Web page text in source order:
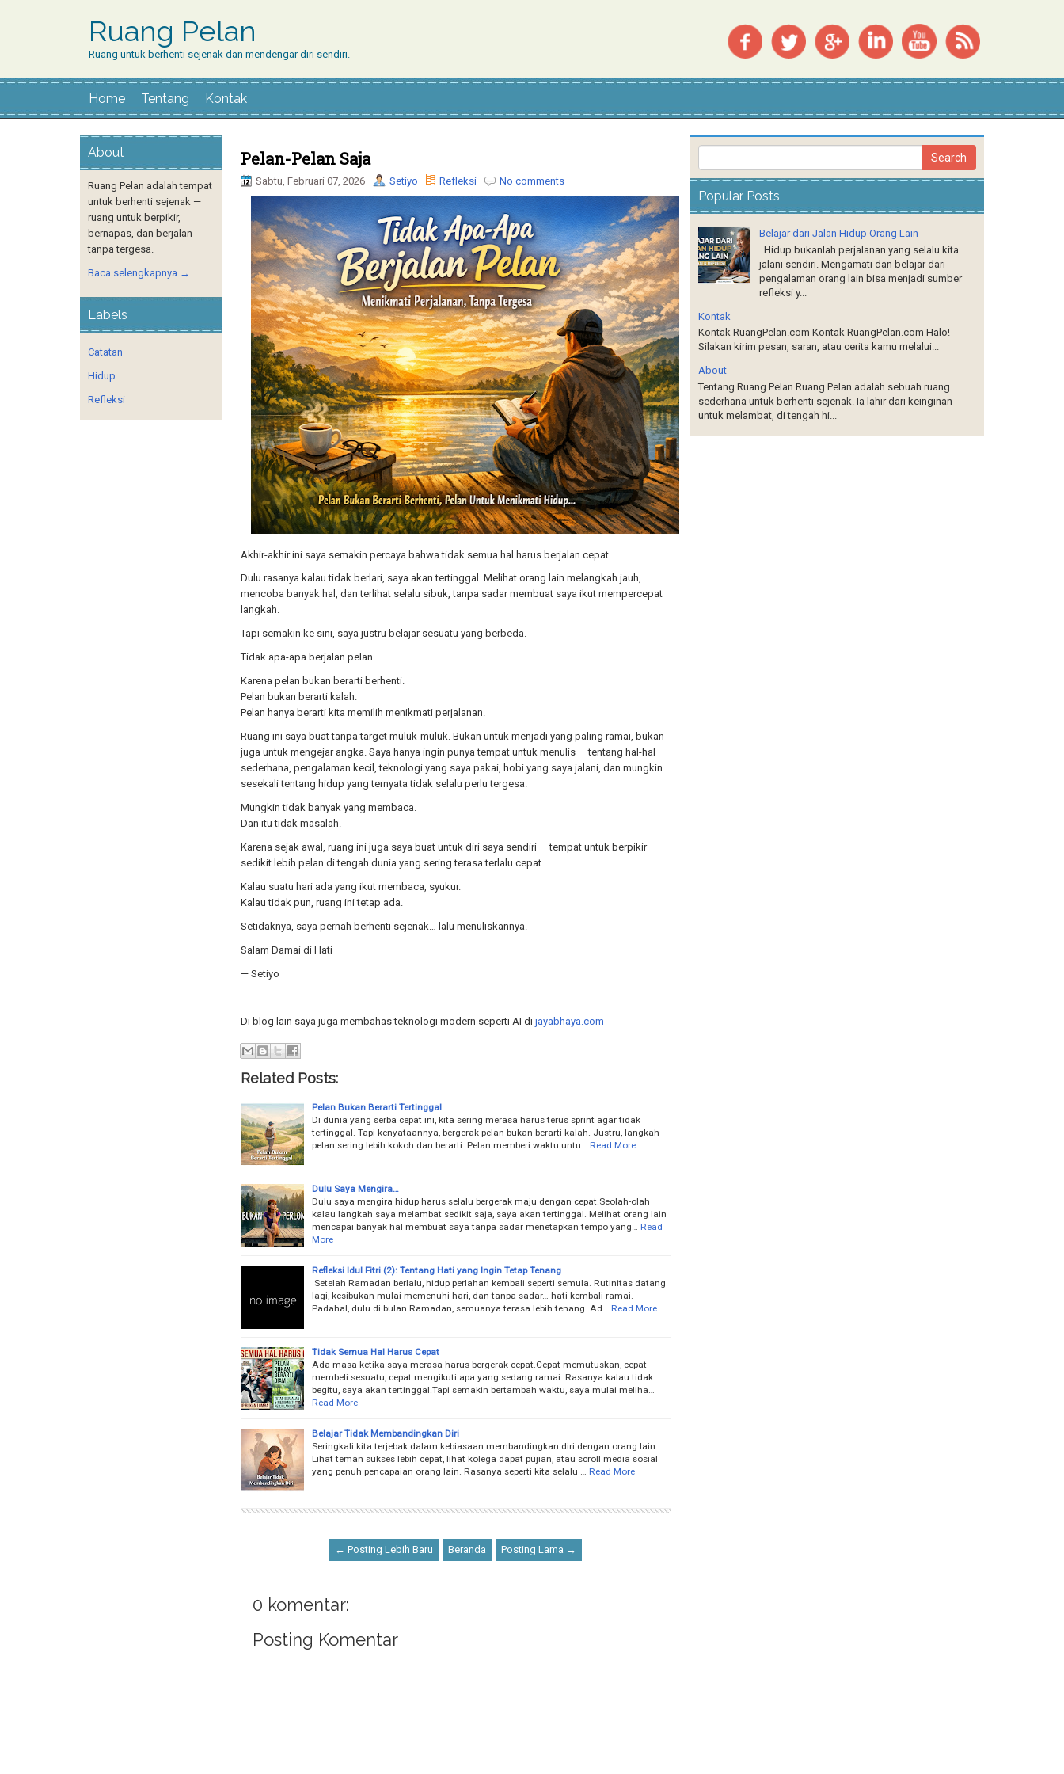
Ruang Pelan
Ruang untuk berhenti sejenak dan mendengar diri sendiri.
Home Tentang Kontak
Pelan-Pelan Saja
Sabtu, Februari 07, 2026 Setiyo Refleksi No comments
Akhir-akhir ini saya semakin percaya bahwa tidak semua hal harus berjalan cepat.
Dulu rasanya kalau tidak berlari, saya akan tertinggal. Melihat orang lain melangkah jauh,
mencoba banyak hal, dan terlihat selalu sibuk, tanpa sadar membuat saya ikut mempercepat
langkah.
Tapi semakin ke sini, saya justru belajar sesuatu yang berbeda.
Tidak apa-apa berjalan pelan.
Karena pelan bukan berarti berhenti.
Pelan bukan berarti kalah.
Pelan hanya berarti kita memilih menikmati perjalanan.
Ruang ini saya buat tanpa target muluk-muluk. Bukan untuk menjadi yang paling ramai, bukan
juga untuk mengejar angka. Saya hanya ingin punya tempat untuk menulis — tentang hal-hal
sederhana, pengalaman kecil, teknologi yang saya pakai, hobi yang saya jalani, dan mungkin
sesekali tentang hidup yang ternyata tidak selalu perlu tergesa.
Mungkin tidak banyak yang membaca.
Dan itu tidak masalah.
Karena sejak awal, ruang ini juga saya buat untuk diri saya sendiri — tempat untuk berpikir
sedikit lebih pelan di tengah dunia yang sering terasa terlalu cepat.
Kalau suatu hari ada yang ikut membaca, syukur.
Kalau tidak pun, ruang ini tetap ada.
Setidaknya, saya pernah berhenti sejenak… lalu menuliskannya.
Salam Damai di Hati
— Setiyo
Di blog lain saya juga membahas teknologi modern seperti AI di jayabhaya.com
Related Posts:
Pelan Bukan Berarti Tertinggal
Di dunia yang serba cepat ini, kita sering merasa harus terus sprint agar tidak
tertinggal. Tapi kenyataannya, bergerak pelan bukan berarti kalah. Justru, langkah
pelan sering lebih kokoh dan berarti. Pelan memberi waktu untu…
Read More
Dulu Saya Mengira…
Dulu saya mengira hidup harus selalu bergerak maju dengan cepat.Seolah-olah
kalau langkah saya melambat sedikit saja, saya akan tertinggal. Melihat orang lain
mencapai banyak hal membuat saya tanpa sadar menetapkan tempo yang…
Read
More
Refleksi Idul Fitri (2): Tentang Hati yang Ingin Tetap Tenang
Setelah Ramadan berlalu, hidup perlahan kembali seperti semula. Rutinitas datang
lagi, kesibukan mulai memenuhi hari, dan tanpa sadar… hati kembali ramai.
Padahal, dulu di bulan Ramadan, semuanya terasa lebih tenang. Ad…
Read More
Tidak Semua Hal Harus Cepat
Ada masa ketika saya merasa harus bergerak cepat.Cepat memutuskan, cepat
membeli sesuatu, cepat mengikuti apa yang sedang ramai. Rasanya kalau tidak
begitu, saya akan tertinggal.Tapi semakin bertambah waktu, saya mulai meliha…
Read More
Belajar Tidak Membandingkan Diri
Seringkali kita terjebak dalam kebiasaan membandingkan diri dengan orang lain.
Lihat teman sukses lebih cepat, lihat kolega dapat pujian, atau scroll media sosial
yang penuh pencapaian orang lain. Rasanya seperti kita selalu …
Read More
← Posting Lebih Baru Beranda Posting Lama →
0 komentar:
Posting Komentar
About
Ruang Pelan adalah tempat
untuk berhenti sejenak —
ruang untuk berpikir,
bernapas, dan berjalan
tanpa tergesa.
Baca selengkapnya →
Labels
Catatan
Hidup
Refleksi
Popular Posts
Belajar dari Jalan Hidup Orang Lain
Hidup bukanlah perjalanan yang selalu kita
jalani sendiri. Mengamati dan belajar dari
pengalaman orang lain bisa menjadi sumber
refleksi y...
Kontak
Kontak RuangPelan.com Kontak RuangPelan.com Halo!
Silakan kirim pesan, saran, atau cerita kamu melalui...
About
Tentang Ruang Pelan Ruang Pelan adalah sebuah ruang
sederhana untuk berhenti sejenak. Ia lahir dari keinginan
untuk melambat, di tengah hi...